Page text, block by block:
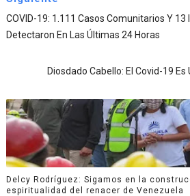
COVID-19: 1.111 Casos Comunitarios Y
Detectaron En Las Últimas 24 Horas
Diosdado Cabello: El Covid-19
Delcy Rodríguez: Sigamos en la
espiritualidad del renacer de Venezuela